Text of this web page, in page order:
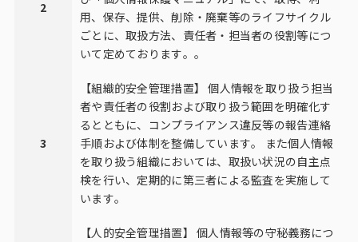
2
用、保存、提供、削除・廃棄等のライフサイクル
ごとに、取扱方法、責任者・担当者の役割等につ
いて定めております。。
3
【組織的安全管理措置】 個人情報を取り扱う担当
者や責任者の役割および取り扱う範囲を明確化す
るとともに、コンプライアンス違反等の報告連絡
手順および体制を整備しています。 また個人情報
を取り扱う組織においては、取扱い状況の自主点
検を行い、定期的に第三者による監査を実施して
います。
【人的安全管理措置】 個人情報等の守秘義務につ